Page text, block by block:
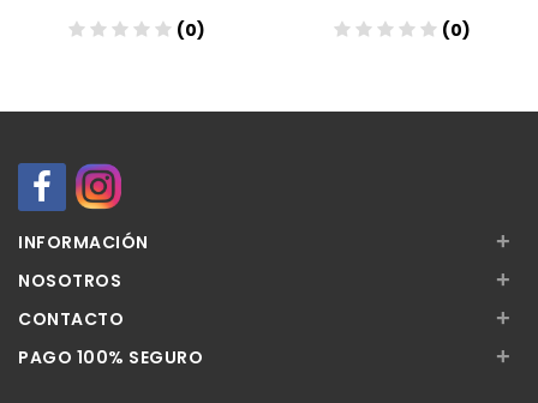
(0) (0)
INFORMACIÓN +
NOSOTROS +
CONTACTO +
PAGO 100% SEGURO +